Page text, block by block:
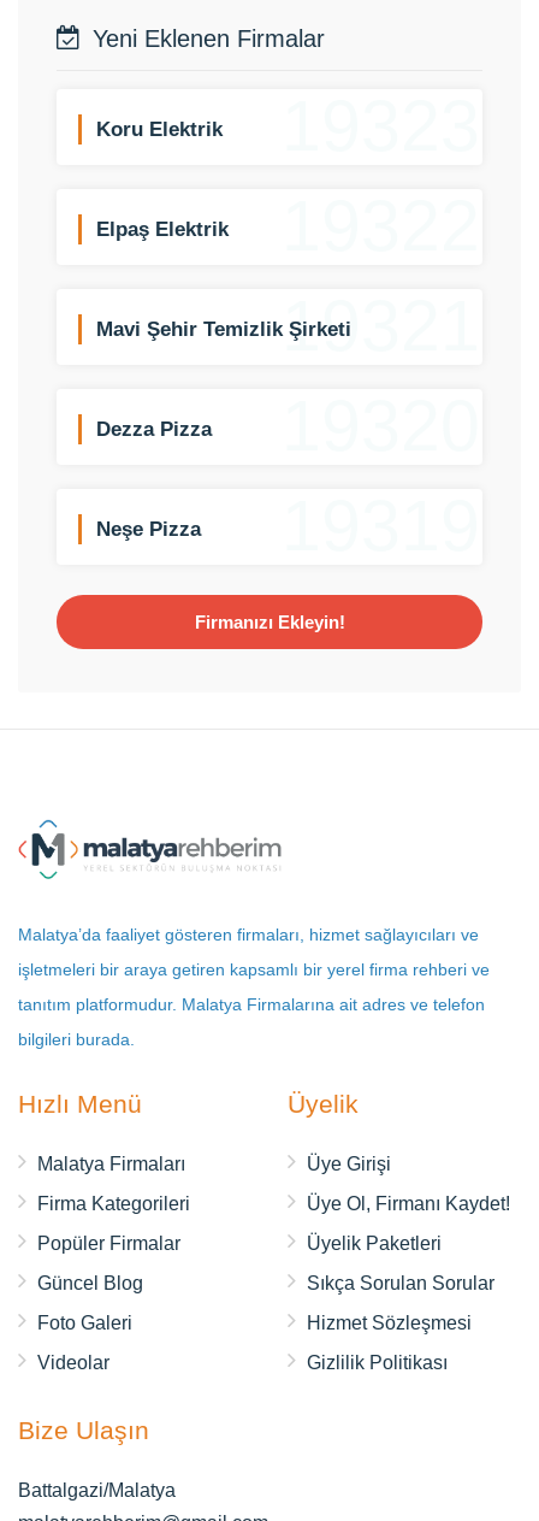
Yeni Eklenen Firmalar
Koru Elektrik
Elpaş Elektrik
19321
Mavi Şehir Temizlik Şirketi
Dezza Pizza
Neşe Pizza
Firmanızı Ekleyin!
Malatya’da faaliyet gösteren firmaları, hizmet sağlayıcıları ve
işletmeleri bir araya getiren kapsamlı bir yerel firma rehberi ve
tanıtım platformudur. Malatya Firmalarına ait adres ve telefon
bilgileri burada.
Hızlı Menü
Malatya Firmaları
Firma Kategorileri
Popüler Firmalar
Güncel Blog
Foto Galeri
Videolar
Üyelik
Üye Girişi
Üye Ol, Firmanı Kaydet!
Üyelik Paketleri
Sıkça Sorulan Sorular
Hizmet Sözleşmesi
Gizlilik Politikası
Bize Ulaşın
Battalgazi/Malatya